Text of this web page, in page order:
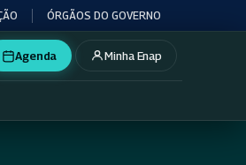
ÓRGÃOS DO GOVERNO
Agenda Minha Enap